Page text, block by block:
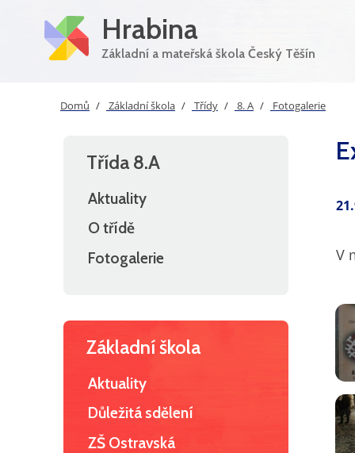
Hrabina
Základní a mateřská škola Český Těšín
Domů Základní škola Třídy 8. A Fotogalerie
Třída 8.A
Aktuality
O třídě
Fotogalerie
Základní škola
Aktuality
Důležitá sdělení
ZŠ Ostravská
V